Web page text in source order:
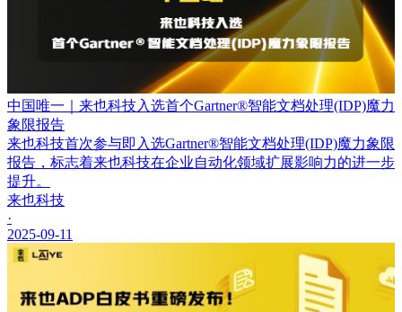
中国唯一｜来也科技入选首个Gartner®智能文档处理(IDP)魔力
象限报告
来也科技首次参与即入选Gartner®智能文档处理(IDP)魔力象限
报告，标志着来也科技在企业自动化领域扩展影响力的进一步
提升。
来也科技
·
2025-09-11